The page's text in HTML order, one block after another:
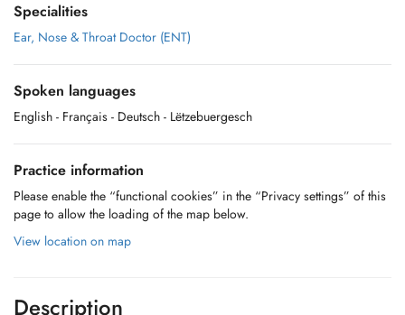
Specialities
Ear, Nose & Throat Doctor (ENT)
Spoken languages
English - Français - Deutsch - Lëtzebuergesch
Practice information
Please enable the “functional cookies” in the “Privacy settings” of this
page to allow the loading of the map below.
View location on map
Description